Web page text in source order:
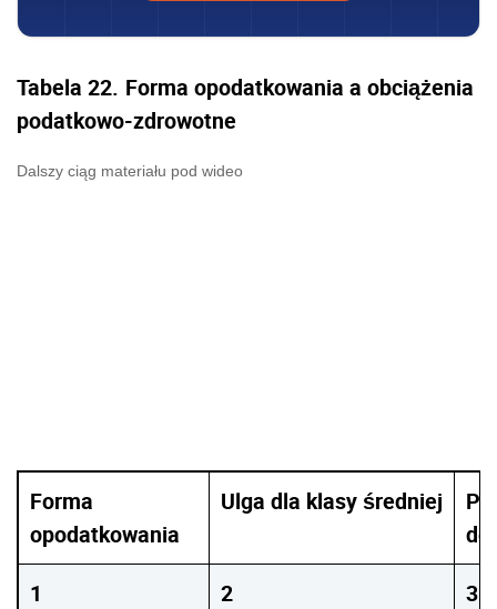
Tabela 22. Forma opodatkowania a obciążenia
podatkowo-zdrowotne
Dalszy ciąg materiału pod wideo
Forma
opodatkowania
Ulga dla klasy średniej
1
2 3